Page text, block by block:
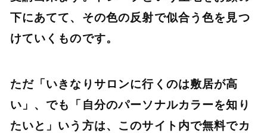
下にあてて、その色の反射で似合う色を見つ
けていくものです。
ただ「いきなりサロンに行くのは敷居が高
い」、でも「自分のパーソナルカラーを知り
たいと」いう方は、このサイト内で無料でカ